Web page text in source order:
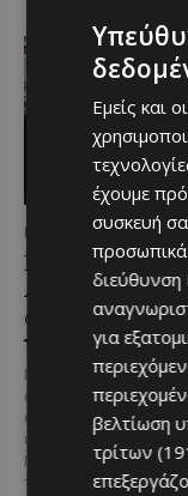
ΜΈΝΟΥΜΕ ΚΎΠΡΟ
Η αγαπημένη
Αγίου Ιωάννη
ανοίγει ξανά –
να υποδεχθεί το
Μια αγαπημένη
επιλογή στην ορεινή
επιστρέφει
υπαίθρια πισίνα στον
Ιωάννη Πιτσιλιάς
τις...
Εμείς και
έχουμε
συσκευή
για
βελτίωση
τρίτων